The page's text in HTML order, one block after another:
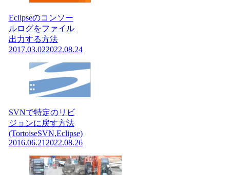
Eclipseのコンソー
ルログをファイル
出力する方法
2017.03.022022.08.24
SVNで特定のリビ
ジョンに戻す方法
(TortoiseSVN,Eclipse)
2016.06.21 2022.08.26